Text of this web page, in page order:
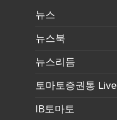
뉴스
뉴스북
뉴스리듬
토마토증권통 Live
IB토마토